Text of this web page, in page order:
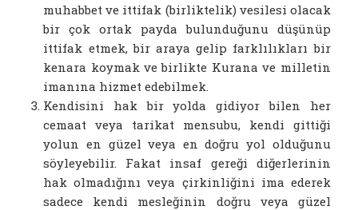
muhabbet ve ittifak (birliktelik) vesilesi olacak
bir çok ortak payda bulunduğunu düşünüp
ittifak etmek, bir araya gelip farklılıkları bir
kenara koymak ve birlikte Kurana ve milletin
imanına hizmet edebilmek.
Kendisini hak bir yolda gidiyor bilen her
cemaat veya tarikat mensubu, kendi gittiği
yolun en güzel veya en doğru yol olduğunu
söyleyebilir. Fakat insaf gereği diğerlerinin
hak olmadığını veya çirkinliğini ima ederek
sadece kendi mesleğinin doğru veya güzel